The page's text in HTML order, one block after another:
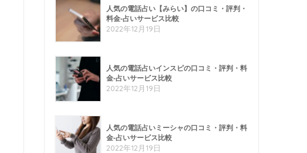
人気の電話占い【みらい】の口コミ・評判・
料金-占いサービス比較
2022年12月19日
人気の電話占いインスピの口コミ・評判・料
金-占いサービス比較
2022年12月19日
人気の電話占いミーシャの口コミ・評判・料
金-占いサービス比較
2022年12月19日